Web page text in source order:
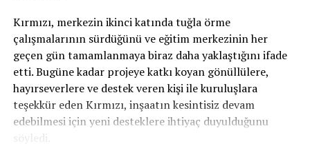
Kırmızı, merkezin ikinci katında tuğla örme
çalışmalarının sürdüğünü ve eğitim merkezinin her
geçen gün tamamlanmaya biraz daha yaklaştığını ifade
etti. Bugüne kadar projeye katkı koyan gönüllülere,
hayırseverlere ve destek veren kişi ile kuruluşlara
teşekkür eden Kırmızı, inşaatın kesintisiz devam
edebilmesi için yeni desteklere ihtiyaç duyulduğunu
söyledi.